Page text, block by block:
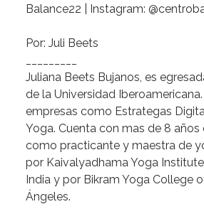
Balance22 | Instagram:
Por: Juli Beets
Juliana Beets Bujanos, es
de la Universidad
empresas como Estrategas
Yoga. Cuenta con mas de 8 años
como practicante y maestra de
por Kaivalyadhama Yoga
India y por Bikram Yoga College
Ángeles.